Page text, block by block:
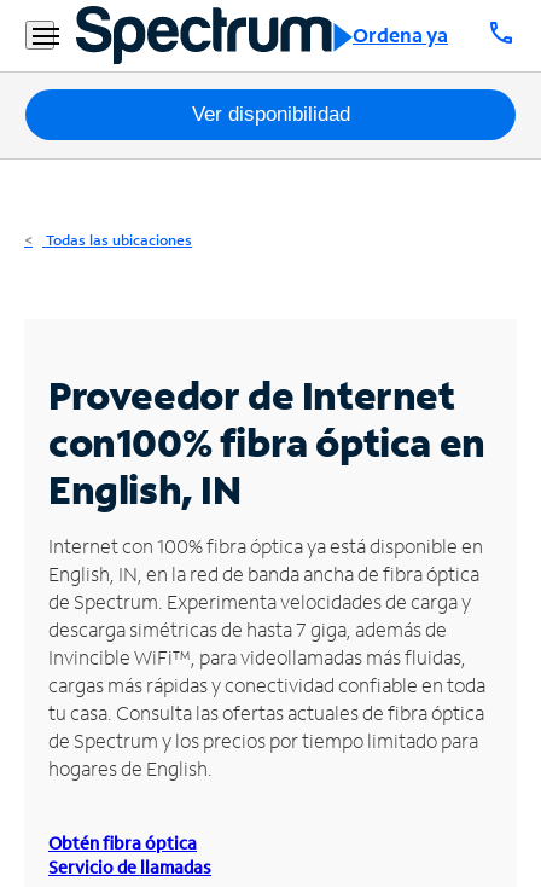
Ordena ya call
Residencial
Business
Paquetes
Internet
Business
Contáctanos
Inglés
Administrar
cuenta
Encuentra
una
tienda
Ver disponibilidad
Todas las ubicaciones
Proveedor de Internet
con100% fibra óptica en
English, IN
Internet con 100% fibra óptica ya está disponible en
English, IN, en la red de banda ancha de fibra óptica
de Spectrum. Experimenta velocidades de carga y
descarga simétricas de hasta 7 giga, además de
Invincible WiFi™, para videollamadas más fluidas,
cargas más rápidas y conectividad confiable en toda
tu casa. Consulta las ofertas actuales de fibra óptica
de Spectrum y los precios por tiempo limitado para
hogares de English.
Obtén fibra óptica
Servicio de llamadas